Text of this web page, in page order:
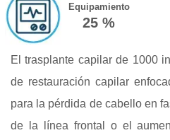
Equipamiento
25 %
El trasplante capilar de 1000
de restauración capilar
para la pérdida de cabello en
de la línea frontal o el